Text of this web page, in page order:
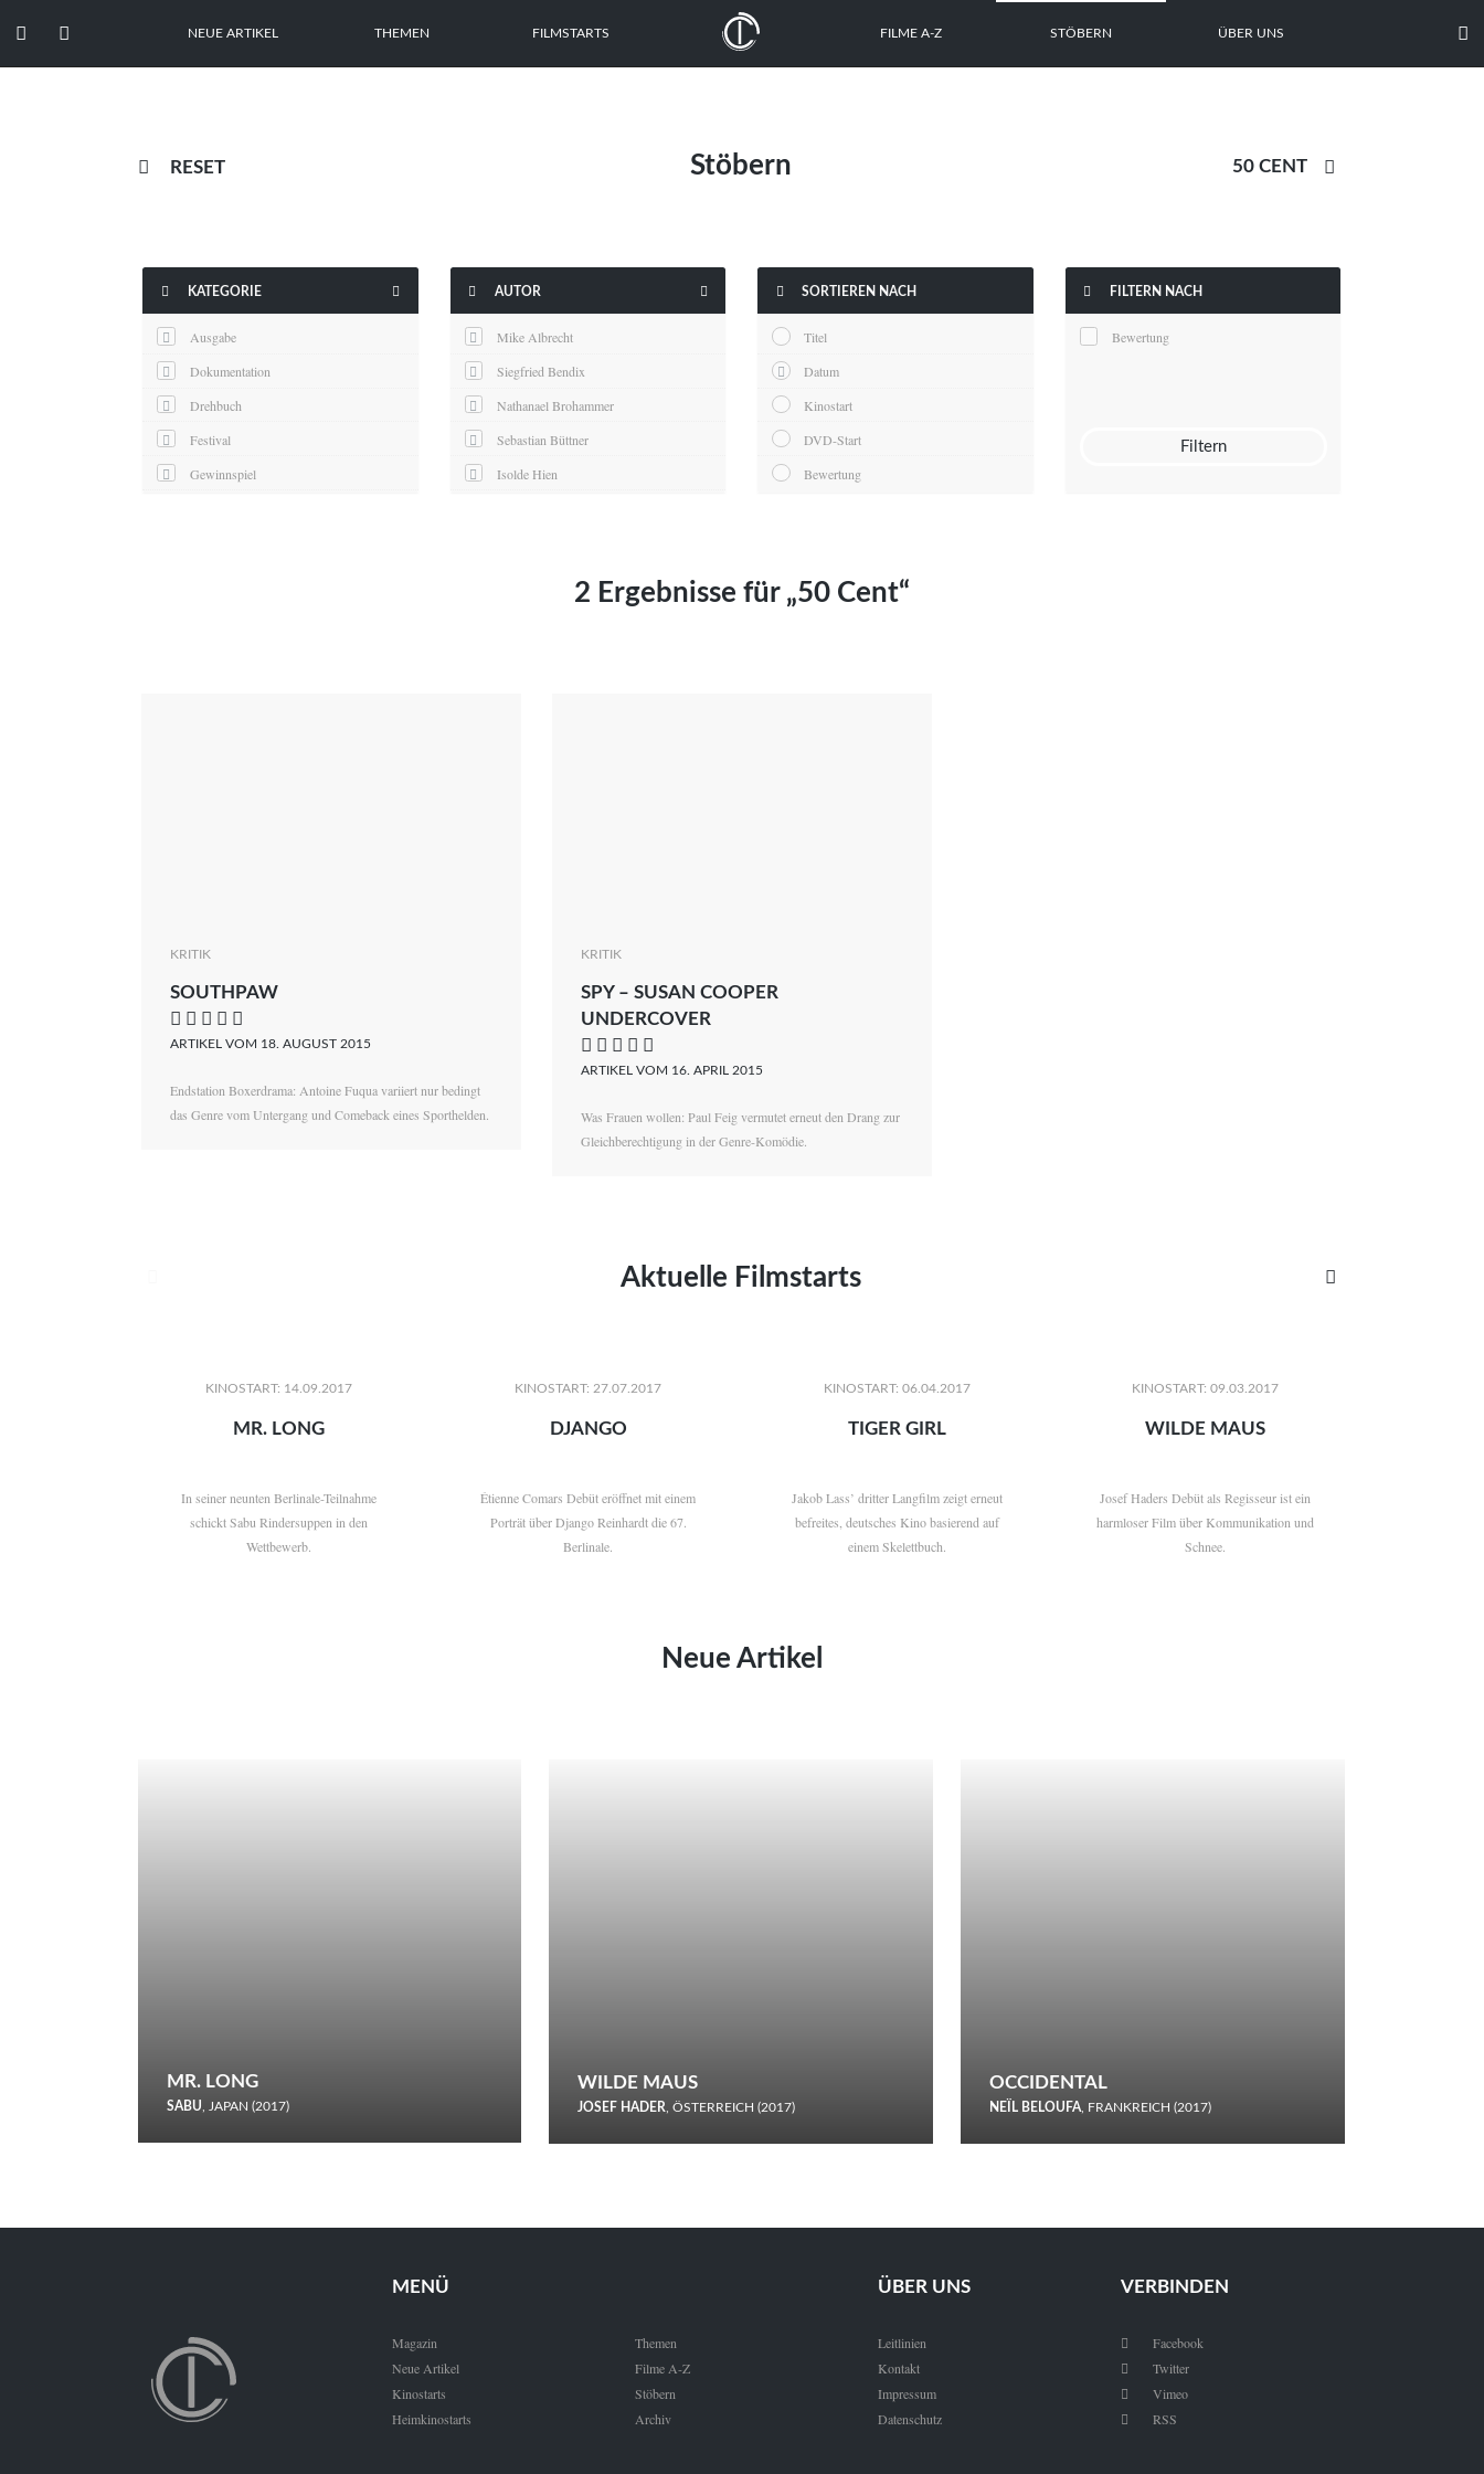
  NEUE ARTIKEL THEMEN FILMSTARTS FILME A-Z STÖBERN ÜBER UNS 
 RESET Stöbern 
 KATEGORIE 
Ausgabe
Dokumentation
Drehbuch
Festival
Gewinnspiel
 AUTOR 
Mike Albrecht
Siegfried Bendix
Nathanael Brohammer
Sebastian Büttner
Isolde Hien
Magdalena Zalewski
 SORTIEREN NACH
Titel
Datum
Kinostart
DVD-Start
Bewertung
 FILTERN NACH
Bewertung
Filtern
2 Ergebnisse für „50 Cent“
KRITIK
SOUTHPAW
    
ARTIKEL VOM 18. AUGUST 2015
Endstation Boxerdrama: Antoine Fuqua variiert nur bedingt
das Genre vom Untergang und Comeback eines Sporthelden.
KRITIK
SPY – SUSAN COOPER
UNDERCOVER
    
ARTIKEL VOM 16. APRIL 2015
Was Frauen wollen: Paul Feig vermutet erneut den Drang zur
Gleichberechtigung in der Genre-Komödie.
Aktuelle Filmstarts 
KINOSTART: 14.09.2017
MR. LONG
In seiner neunten Berlinale-Teilnahme
schickt Sabu Rindersuppen in den
Wettbewerb.
KINOSTART: 27.07.2017
DJANGO
Étienne Comars Debüt eröffnet mit einem
Porträt über Django Reinhardt die 67.
Berlinale.
KINOSTART: 06.04.2017
TIGER GIRL
Jakob Lass’ dritter Langfilm zeigt erneut
befreites, deutsches Kino basierend auf
einem Skelettbuch.
KINOSTART: 09.03.2017
WILDE MAUS
Josef Haders Debüt als Regisseur ist ein
harmloser Film über Kommunikation und
Schnee.
Neue Artikel
MR. LONG
SABU, JAPAN (2017)
den Wettbewerb.
WILDE MAUS
JOSEF HADER, ÖSTERREICH (2017)
Schnee.
OCCIDENTAL
NEÏL BELOUFA, FRANKREICH (2017)
MENÜ
Magazin
Neue Artikel
Kinostarts
Heimkinostarts
Themen
Filme A-Z
Stöbern
Archiv
ÜBER UNS
Leitlinien
Kontakt
Impressum
Datenschutz
VERBINDEN
 Facebook
 Twitter
 Vimeo
 RSS